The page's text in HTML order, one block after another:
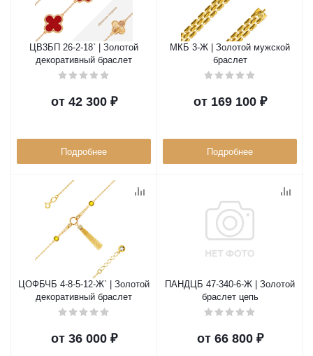
ЦВ3БП 26-2-18` | Золотой
декоративный браслет
от 42 300 ₽
Подробнее
МКБ 3-Ж | Золотой мужской
браслет
от 169 100 ₽
Подробнее
ЦОФБЧБ 4-8-5-12-Ж` | Золотой
декоративный браслет
от 36 000 ₽
ПАНДЦБ 47-340-6-Ж | Золотой
браслет цепь
от 66 800 ₽